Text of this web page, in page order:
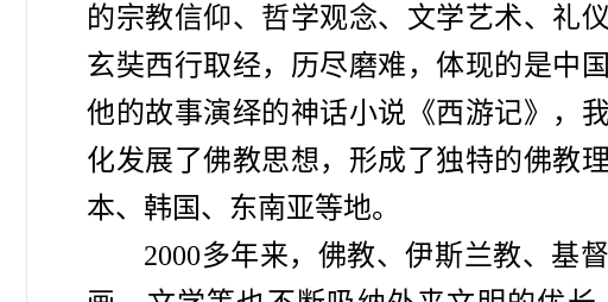
的宗教信仰、哲学观念、文学艺术、礼
玄奘西行取经，历尽磨难，体现的是中
他的故事演绎的神话小说《西游记》，
化发展了佛教思想，形成了独特的佛教
本、韩国、东南亚等地。
2000多年来，佛教、伊斯兰教、基